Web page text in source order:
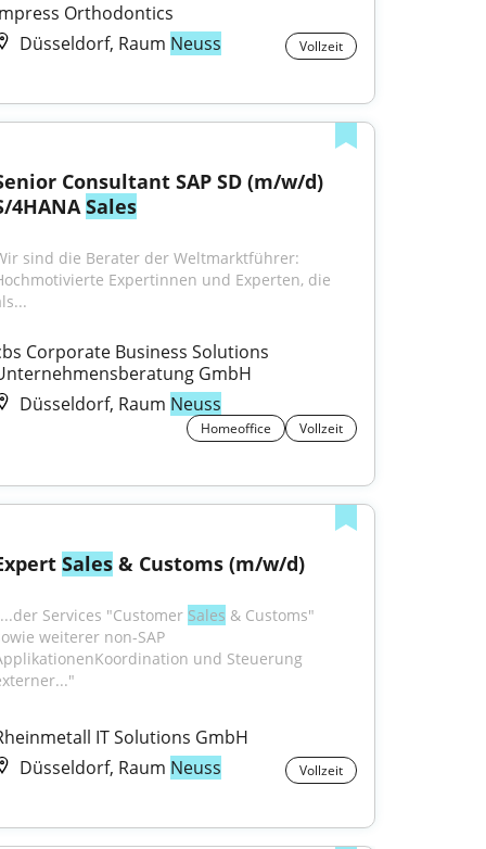
Orthodontics
Düsseldorf, Raum Neuss Vollzeit
Consultant SAP SD (m/w/d)
4HANA Sales
sind die Berater der Weltmarktführer:
Expertinnen und Experten, die
Corporate Business Solutions
GmbH
Düsseldorf, Raum Neuss
Homeoffice Vollzeit
Sales & Customs (m/w/d)
Services "Customer Sales & Customs"
weiterer non-SAP
und Steuerung
IT Solutions GmbH
Düsseldorf, Raum Neuss Vollzeit